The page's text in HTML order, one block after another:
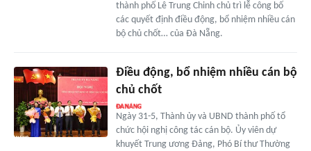
thành phố Lê Trung Chinh chủ trì lễ công bố
các quyết định điều động, bổ nhiệm nhiều cán
bộ chủ chốt… của Đà Nẵng.
Điều động, bổ nhiệm nhiều cán bộ
chủ chốt
Ngày 31-5, Thành ủy và UBND thành phố tổ
chức hội nghị công tác cán bộ. Ủy viên dự
khuyết Trung ương Đảng, Phó Bí thư Thường